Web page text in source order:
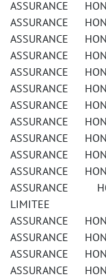
ASSURANCE
ASSURANCE
ASSURANCE
ASSURANCE
ASSURANCE
ASSURANCE
ASSURANCE
ASSURANCE
ASSURANCE
ASSURANCE
ASSURANCE
ASSURANCE
LIMITEE
ASSURANCE
ASSURANCE
ASSURANCE
ASSURANCE